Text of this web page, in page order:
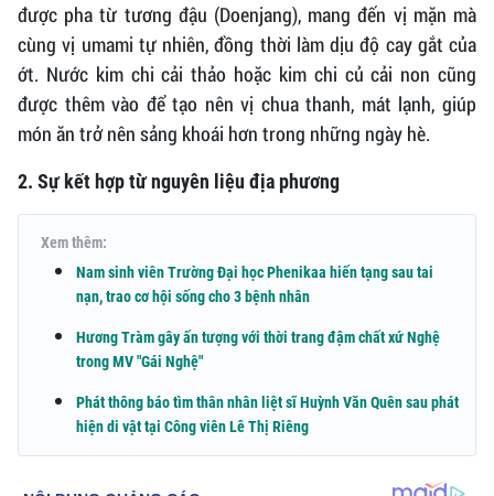
được pha từ tương đậu (Doenjang), mang đến vị mặn mà
cùng vị umami tự nhiên, đồng thời làm dịu độ cay gắt của
ớt. Nước kim chi cải thảo hoặc kim chi củ cải non cũng
được thêm vào để tạo nên vị chua thanh, mát lạnh, giúp
món ăn trở nên sảng khoái hơn trong những ngày hè.
2. Sự kết hợp từ nguyên liệu địa phương
Xem thêm:
Nam sinh viên Trường Đại học Phenikaa hiến tạng sau tai
nạn, trao cơ hội sống cho 3 bệnh nhân
Hương Tràm gây ấn tượng với thời trang đậm chất xứ Nghệ
trong MV "Gái Nghệ"
Phát thông báo tìm thân nhân liệt sĩ Huỳnh Văn Quên sau phát
hiện di vật tại Công viên Lê Thị Riêng